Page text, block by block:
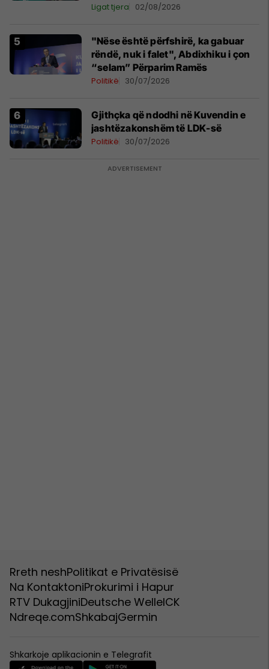
Ligat tjera 02/08/2026
"Nëse është përfshirë, ka gabuar
rëndë, nuk i falet", Abdixhiku i çon
“selam” Përparim Ramës
Politikë 30/07/2026
Gjithçka që ndodhi në Kuvendin e
jashtëzakonshëm të LDK-së
Politikë 30/07/2026
Rreth neshPolitikat e Privatësisë
Na KontaktoniProkurimi i Hapur
RTV DukagjiniDeutsche WelleICK
Ndreqe.comShkabajGermin
Shkarkoje aplikacionin e Telegrafit